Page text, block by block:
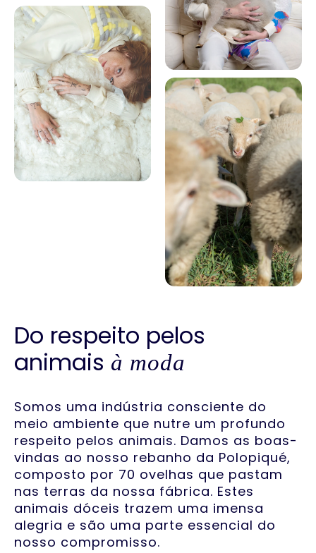
Do respeito pelos
animais à moda
Somos uma indústria consciente do
meio ambiente que nutre um profundo
respeito pelos animais. Damos as boas-
vindas ao nosso rebanho da Polopiqué,
composto por 70 ovelhas que pastam
nas terras da nossa fábrica. Estes
animais dóceis trazem uma imensa
alegria e são uma parte essencial do
nosso compromisso.